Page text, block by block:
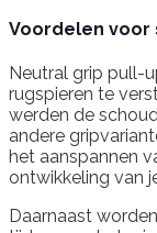
Voordelen voor
Neutral grip pull-
rugspieren te
werden de
andere
het aanspannen
ontwikkeling van
Daarnaast